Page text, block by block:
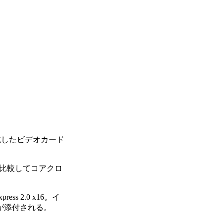
たビデオカード
較してコアクロ
2.0 x16。イ
付される。